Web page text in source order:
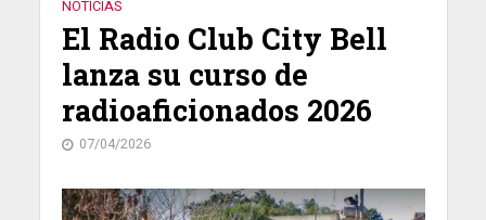
NOTICIAS
El Radio Club City Bell
lanza su curso de
radioaficionados 2026
07/04/2026